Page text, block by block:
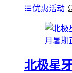
优惠活动
北极星